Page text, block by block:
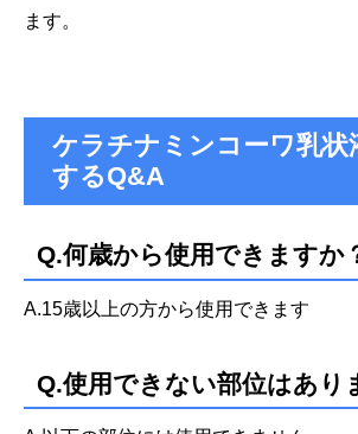
ます。
ケラチナミンコーワ乳状
するQ&A
Q.何歳から使用できますか
A.15歳以上の方から使用できます
Q.使用できない部位はあり